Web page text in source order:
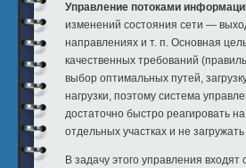
Управление потоками
изменений состояния сети —
направлениях и т. п. Основная
качественных требований
выбор оптимальных путей,
нагрузки, поэтому система
достаточно быстро реагировать
отдельных участках и не
В задачу этого управления